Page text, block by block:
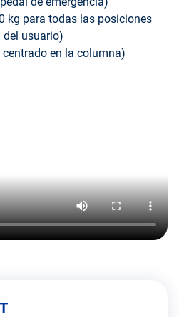
kg para todas las posiciones
del usuario)
en la columna)